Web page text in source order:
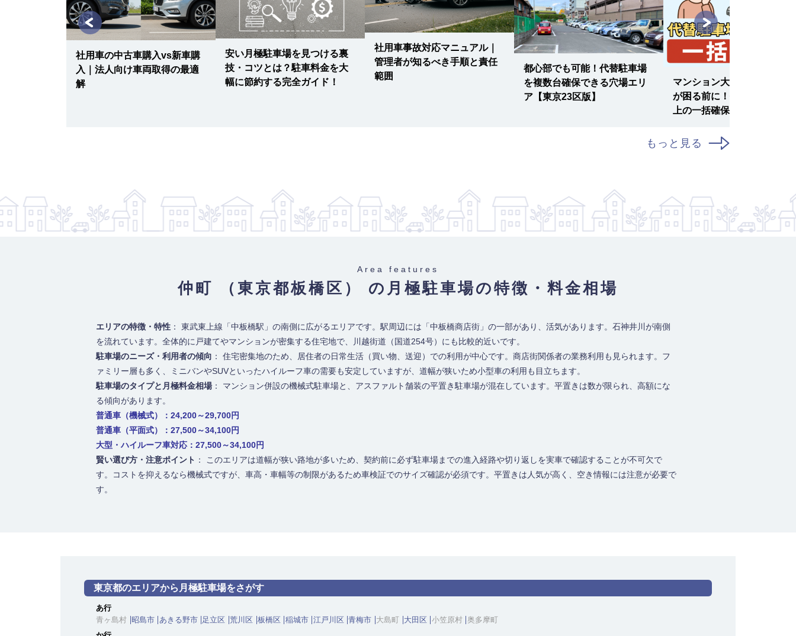
社用車の中古車購入vs新車購
入｜法人向け車両取得の最適
解
安い月極駐車場を見つける裏
技・コツとは？駐車料金を大
幅に節約する完全ガイド！
社用車事故対応マニュアル｜
管理者が知るべき手順と責任
範囲
都心部でも可能！代替駐車場
を複数台確保できる穴場エリ
ア【東京23区版】
マンション大規模修繕で住民
が困る前に！代替駐車場5台
上の一括確保術
もっと見る
Area features
仲町 （東京都板橋区） の月極駐車場の特徴・料金相場
エリアの特徴・特性 ： 東武東上線「中板橋駅」の南側に広がるエリアです。駅周辺には「中板橋商店街」の一部があり、活気があります。石神井川が南側
を流れています。全体的に戸建てやマンションが密集する住宅地で、川越街道（国道254号）にも比較的近いです。
駐車場のニーズ・利用者の傾向 ： 住宅密集地のため、居住者の日常生活（買い物、送迎）での利用が中心です。商店街関係者の業務利用も見られます。フ
ァミリー層も多く、ミニバンやSUVといったハイルーフ車の需要も安定していますが、道幅が狭いため小型車の利用も目立ちます。
駐車場のタイプと月極料金相場 ： マンション併設の機械式駐車場と、アスファルト舗装の平置き駐車場が混在しています。平置きは数が限られ、高額にな
る傾向があります。
普通車（機械式）：24,200～29,700円
普通車（平面式）：27,500～34,100円
大型・ハイルーフ車対応：27,500～34,100円
賢い選び方・注意ポイント ： このエリアは道幅が狭い路地が多いため、契約前に必ず駐車場までの進入経路や切り返しを実車で確認することが不可欠で
す。コストを抑えるなら機械式ですが、車高・車幅等の制限があるため車検証でのサイズ確認が必須です。平置きは人気が高く、空き情報には注意が必要で
す。
東京都のエリアから月極駐車場をさがす
あ行
青ヶ島村 昭島市 あきる野市 足立区 荒川区 板橋区 稲城市 江戸川区 青梅市 大島町 大田区 小笠原村 奥多摩町